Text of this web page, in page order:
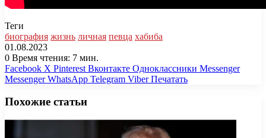
Теги
биография жизнь личная певца хабиба
01.08.2023
0 Время чтения: 7 мин.
Facebook X Pinterest Вконтакте Одноклассники Messenger
Messenger WhatsApp Telegram Viber Печатать
Похожие статьи